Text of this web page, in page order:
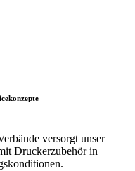
versorgt unser
Druckerzubehör in